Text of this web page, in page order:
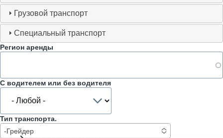
Грузовой транспорт
Специальный транспорт
Регион аренды
С водителем или без водителя
Тип транспорта.
-Грейдер